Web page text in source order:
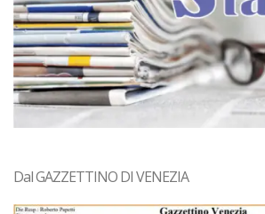
Dal GAZZETTINO DI VENEZIA